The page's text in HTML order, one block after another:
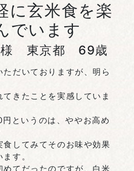
に玄米食を楽
でいます
様 東京都 69歳
だいておりますが、明ら
きたことを実感していま
というのは、ややお高め
してみてそのお味や効果
す。
てだったのですが、白米